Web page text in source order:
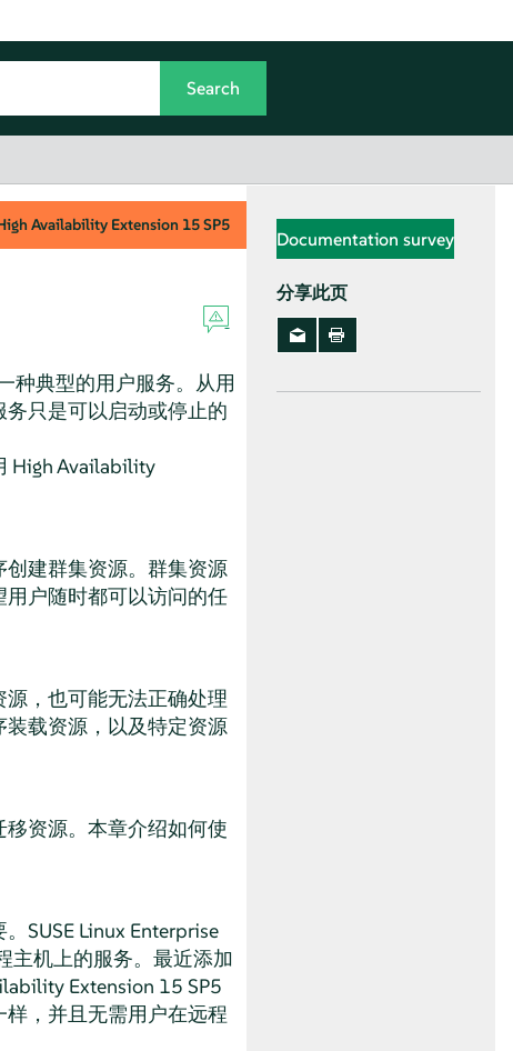
Availability Extension 15 SP5
种典型的用户服务。从用
只是可以启动或停止的
High Availability
建群集资源。群集资源
户随时都可以访问的任
，也可能无法正确处理
载资源，以及特定资源
资源。本章介绍如何使
SUSE Linux Enterprise
主机上的服务。最近添加
Extension 15 SP5
，并且无需用户在远程
Documentation survey
分享此页